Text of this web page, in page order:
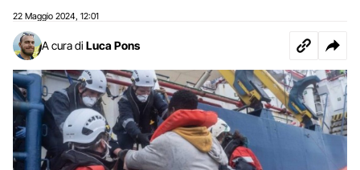
22 Maggio 2024 12:01
A cura di Luca Pons